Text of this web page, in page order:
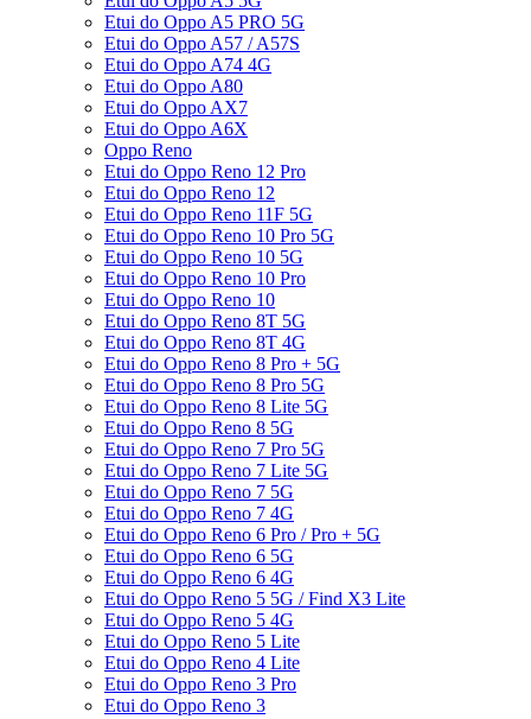
Etui do Oppo A5 PRO 5G
Etui do Oppo A57 / A57S
Etui do Oppo A74 4G
Etui do Oppo A80
Etui do Oppo AX7
Etui do Oppo A6X
Oppo Reno
Etui do Oppo Reno 12 Pro
Etui do Oppo Reno 12
Etui do Oppo Reno 11F 5G
Etui do Oppo Reno 10 Pro 5G
Etui do Oppo Reno 10 5G
Etui do Oppo Reno 10 Pro
Etui do Oppo Reno 10
Etui do Oppo Reno 8T 5G
Etui do Oppo Reno 8T 4G
Etui do Oppo Reno 8 Pro + 5G
Etui do Oppo Reno 8 Pro 5G
Etui do Oppo Reno 8 Lite 5G
Etui do Oppo Reno 8 5G
Etui do Oppo Reno 7 Pro 5G
Etui do Oppo Reno 7 Lite 5G
Etui do Oppo Reno 7 5G
Etui do Oppo Reno 7 4G
Etui do Oppo Reno 6 Pro / Pro + 5G
Etui do Oppo Reno 6 5G
Etui do Oppo Reno 6 4G
Etui do Oppo Reno 5 5G / Find X3 Lite
Etui do Oppo Reno 5 4G
Etui do Oppo Reno 5 Lite
Etui do Oppo Reno 4 Lite
Etui do Oppo Reno 3 Pro
Etui do Oppo Reno 3